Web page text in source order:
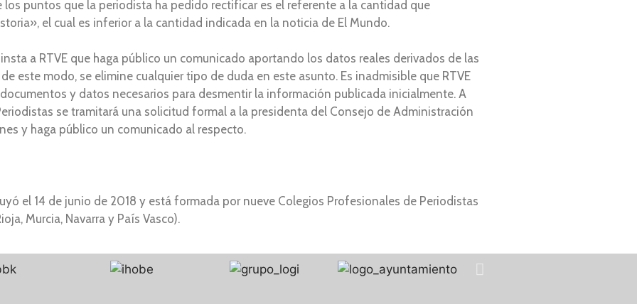
puntos que la periodista ha pedido rectificar es el referente a la cantidad que
el cual es inferior a la cantidad indicada en la noticia de El Mundo.
a RTVE que haga público un comunicado aportando los datos reales derivados de las
este modo, se elimine cualquier tipo de duda en este asunto. Es inadmisible que RTVE
y datos necesarios para desmentir la información publicada inicialmente. A
se tramitará una solicitud formal a la presidenta del Consejo de Administración
y haga público un comunicado al respecto.
el 14 de junio de 2018 y está formada por nueve Colegios Profesionales de Periodistas
Murcia, Navarra y País Vasco).